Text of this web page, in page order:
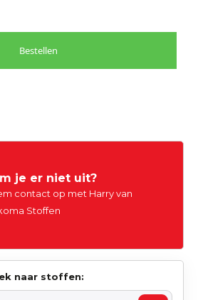
Bestellen
je er niet uit?
contact op met Harry van
Stoffen
naar stoffen: